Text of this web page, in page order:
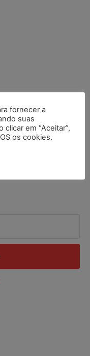
fornecer a
suas
em “Aceitar”,
os cookies.